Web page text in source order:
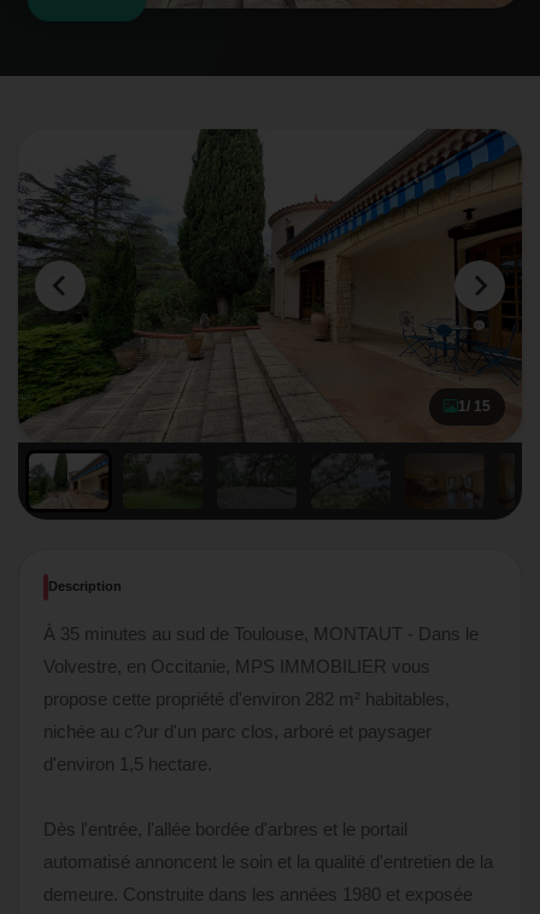
1 / 15
Description
À 35 minutes au sud de Toulouse, MONTAUT - Dans le
Volvestre, en Occitanie, MPS IMMOBILIER vous
propose cette propriété d'environ 282 m² habitables,
nichée au c?ur d'un parc clos, arboré et paysager
d'environ 1,5 hectare.
Dès l'entrée, l'allée bordée d'arbres et le portail
automatisé annoncent le soin et la qualité d'entretien de la
demeure. Construite dans les années 1980 et exposée